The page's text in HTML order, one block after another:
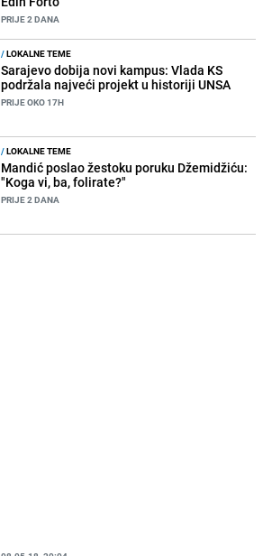
PRIJE 2 DANA
/LOKALNE TEME
Sarajevo dobija novi kampus: Vlada KS
podržala najveći projekt u historiji UNSA
PRIJE OKO 17H
/LOKALNE TEME
Mandić poslao žestoku poruku Džemidžiću:
"Koga vi, ba, folirate?"
PRIJE 2 DANA